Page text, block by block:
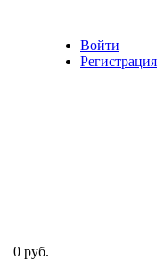
Войти
Регистрация
0 руб.